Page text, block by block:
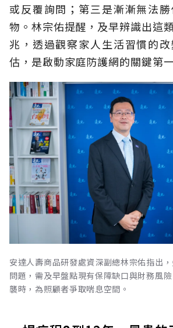
或反覆詢問；第三是漸漸無法
物。林宗佑提醒，及早辨識出這
兆，透過觀察家人生活習慣的
估，是啟動家庭防護網的關鍵第
安達人壽商品研發處資深副總林宗佑指出
問題，需及早盤點現有保障缺口與財務風
襲時，為照顧者爭取喘息空間。